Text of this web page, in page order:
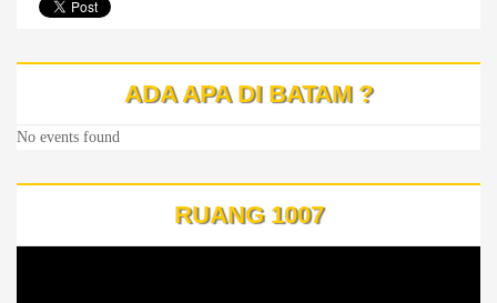
ADA APA DI BATAM ?
No events found
RUANG 1007